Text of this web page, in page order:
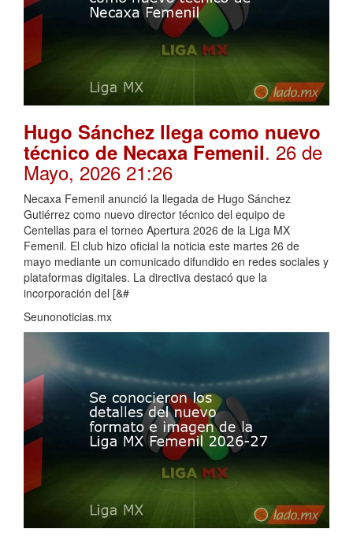
Hugo Sánchez llega como nuevo
técnico de Necaxa Femenil. 26 de
Mayo, 2026 21:26
Necaxa Femenil anunció la llegada de Hugo Sánchez
Gutiérrez como nuevo director técnico del equipo de
Centellas para el torneo Apertura 2026 de la Liga MX
Femenil. El club hizo oficial la noticia este martes 26 de
mayo mediante un comunicado difundido en redes sociales y
plataformas digitales. La directiva destacó que la
incorporación del [&#
Seunonoticias.mx